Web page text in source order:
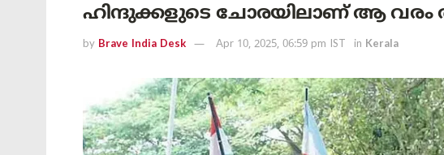
ഹിന്ദുക്കളുടെ ചോരയിലാണ് ആ വരം
by Brave India Desk Apr 10, 2025, 06:59 pm IST in Kerala